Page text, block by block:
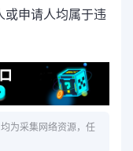
或申请人均属于违
为采集网络资源，任